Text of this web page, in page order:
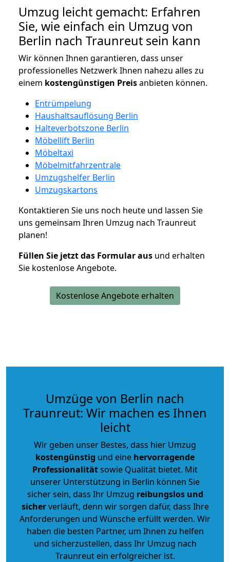
Umzug leicht gemacht: Erfahren
Sie, wie einfach ein Umzug von
Berlin nach Traunreut sein kann
Wir können Ihnen garantieren, dass unser
professionelles Netzwerk Ihnen nahezu alles zu
einem kostengünstigen Preisanbieten können.
Entrümpelung
Haushaltsauflösung Berlin
Halteverbotszone Berlin
Möbellift Berlin
Möbeltaxi
Möbelmitfahrzentrale
Umzugshelfer Berlin
Umzugskartons
Kontaktieren Sie uns noch heute und lassen Sie
uns gemeinsam Ihren Umzug nach Traunreut
planen!
Füllen Sie jetzt das Formular aus und erhalten
Sie kostenlose Angebote.
Kostenlose Angebote erhalten
Umzüge von Berlin nach
Traunreut: Wir machen es Ihnen
leicht
Wir geben unser Bestes, dass hier Umzug
kostengünstig und eine hervorragende
Professionalitätsowie Qualität bietet. Mit
unserer Unterstützung in Berlin können Sie
sicher sein, dass Ihr Umzug reibungslos und
sicherverläuft, denn wir sorgen dafür, dass Ihre
Anforderungen und Wünsche erfüllt werden. Wir
haben die besten Partner, um Ihnen zu helfen
und sicherzustellen, dass Ihr Umzug nach
Traunreut ein erfolgreicher ist.